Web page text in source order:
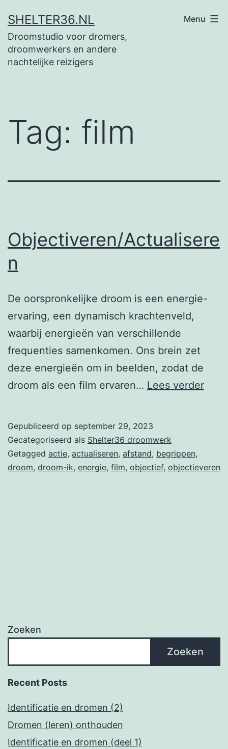
naar
de
inhoud
SHELTER36.NL
Droomstudio voor dromers,
droomwerkers en andere
nachtelijke reizigers
Menu
Tag: film
Objectiveren/Actualisere
n
De oorspronkelijke droom is een energie-
ervaring, een dynamisch krachtenveld,
waarbij energieën van verschillende
frequenties samenkomen. Ons brein zet
deze energieën om in beelden, zodat de
droom als een film ervaren… Lees verder
Gepubliceerd op september 29, 2023
Gecategoriseerd als Shelter36 droomwerk
Getagged actie, actualiseren, afstand, begrippen,
droom, droom-ik, energie, film, objectief, objectieveren
Zoeken
Zoeken
Recent Posts
Identificatie en dromen (2)
Dromen (leren) onthouden
Identificatie en dromen (deel 1)